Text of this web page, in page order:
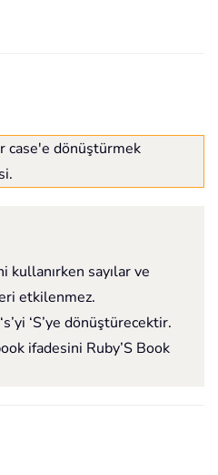
case'e dönüştürmek
kullanırken sayılar ve
etkilenmez.
‘S’ye dönüştürecektir.
ifadesini Ruby’S Book